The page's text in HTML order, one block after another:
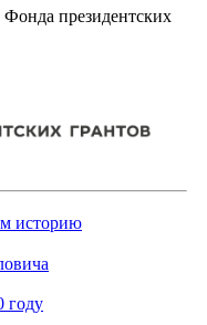
Фонда президентских
историю
году